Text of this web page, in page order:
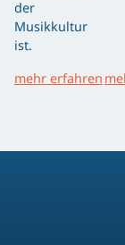
der
Musikkultur
ist.
mehr erfahren